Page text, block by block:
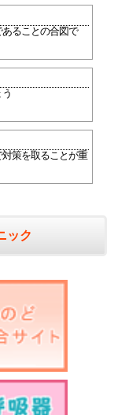
ることの合図で
策を取ることが重
ック